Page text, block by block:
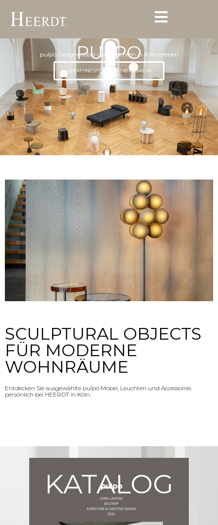
PULPO
pulpo Designmöbel und Leuchten in Köln erleben
BERATUNGSTERMIN VEREINBAREN
SCULPTURAL OBJECTS
FÜR MODERNE
WOHNRÄUME
Entdecken Sie ausgewählte pulpo Möbel, Leuchten und Accessoires
persönlich bei HEERDT in Köln.
KATALOG